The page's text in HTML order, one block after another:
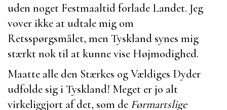
uden noget Festmaaltid forlade Landet. Jeg
vover ikke at udtale mig om
Retsspørgsmålet, men Tyskland synes mig
stærkt nok til at kunne vise Højmodighed.
Maatte alle den Stærkes og Vældiges Dyder
udfolde sig i Tyskland! Meget er jo alt
virkeliggjort af det, som de Førmartslige